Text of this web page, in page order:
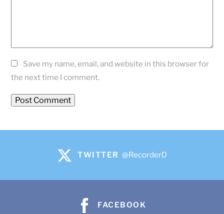
Save my name, email, and website in this browser for
the next time I comment.
TWITTER @RecorderD
FACEBOOK